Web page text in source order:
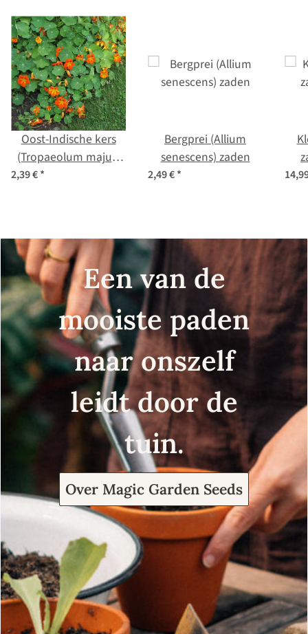
Oost-Indische kers
(Tropaeolum majus)
2,39 €*
Bergprei (Allium
senescens) zaden
2,49 €*
Een van de
mooiste paden
naar onszelf
leidt door de
tuin.
Over Magic Garden Seeds